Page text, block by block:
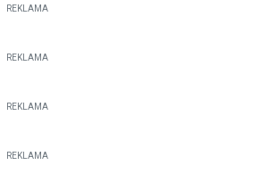
REKLAMA
REKLAMA
REKLAMA
REKLAMA